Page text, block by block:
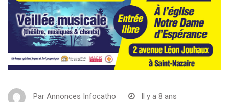
Par Annonces Infocatho Il y a 8 ans